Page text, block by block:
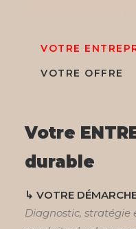
VOTRE
VOTRE OFFRE
Votre
durable
↳ VOTRE
Diagnostic, stratégie